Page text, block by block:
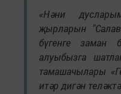
«Нәни
җырларын
бүгенге заман
алуыбызга
тамашачылары
итәр дигән